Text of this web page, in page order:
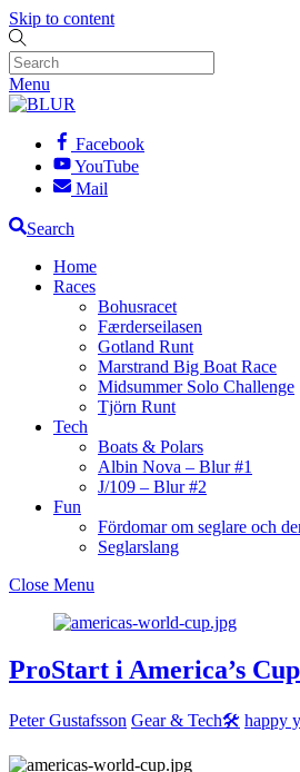
Skip to content
Menu
Facebook
YouTube
Mail
Search
Home
Races
Bohusracet
Færderseilasen
Gotland Runt
Marstrand Big Boat Race
Midsummer Solo Challenge
Tjörn Runt
Tech
Boats & Polars
Albin Nova – Blur #1
J/109 – Blur #2
Fun
Fördomar om seglare och
Seglarslang
Close Menu
ProStart i America’s Cup
Peter Gustafsson Gear & Tech🛠 happy